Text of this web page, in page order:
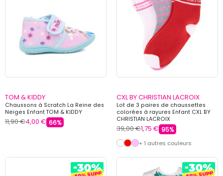
TOM & KIDDY
Chaussons à Scratch La Reine des
Neiges Enfant TOM & KIDDY
11,90 €4,00 € 66%
CXL BY CHRISTIAN LACROIX
Lot de 3 paires de chaussettes
colorées à rayures Enfant CXL BY
CHRISTIAN LACROIX
39,00 €1,75 € 95%
+ 1 autres couleurs